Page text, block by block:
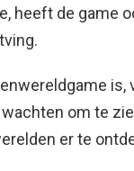
heeft de game
om te
er te